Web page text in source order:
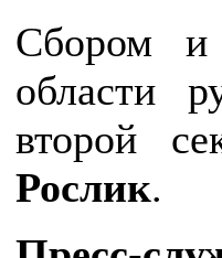
Сбором и
области
второй
Рослик.